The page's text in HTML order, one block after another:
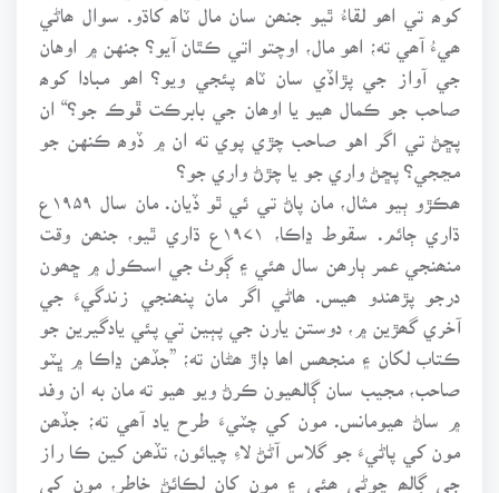
کوھ تي اھو لقاءُ ٿيو جنھن سان مال ٽاھ کاڌو. سوال ھاڻي
ھيءُ آھي ته؛ اھو مال، اوچتو اتي ڪٿان آيو؟ جنهن ۾ اوهان
جي آواز جي پڙاڏي سان ٽاھ پئجي ويو؟ اھو مبادا کوھ
صاحب جو ڪمال ھيو يا اوھان جي بابرڪت ڦوڪ جو؟“ ان
پڇڻ تي اگر اهو صاحب چڙي پوي ته ان ۾ ڏوھ ڪنهن جو
مڃجي؟ پڇڻ واري جو يا چڙڻ واري جو؟
ڌاري ڄائم. سقوط ڍاڪا، ۱۹۷۱ع ڌاري ٿيو، جنھن وقت
منھنجي عمر ٻارھن سال ھئي ۽ ڳوٺ جي اسڪول ۾ ڇھون
درجو پڙھندو ھيس. ھاڻي اگر مان پنھنجي زندگيءَ جي
آخري گھڙين ۾، دوستن يارن جي پٻين تي پئي يادگيرين جو
ڪتاب لکان ۽ منجھس اھا ڊاڙ ھڻان ته؛ ”جڏھن ڍاڪا ۾ ڀٽو
صاحب، مجيب سان ڳالھيون ڪرڻ ويو ھيو ته مان به ان وفد
۾ ساڻ ھيومانس. مون کي چٽيءَ طرح ياد آھي ته؛ جڏھن
مون کي پاڻيءَ جو گلاس آڻڻ لاءِ چيائون، تڏھن کين ڪا راز
جي ڳالھ چوڻي ھئي ۽ مون کان لڪائڻ خاطر، مون کي